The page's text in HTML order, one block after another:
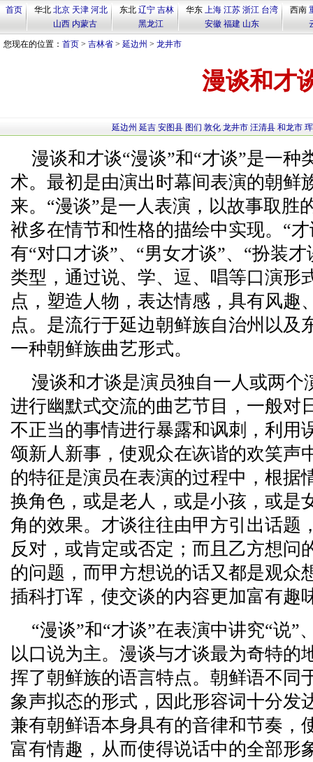
首页 华北 北京 天津 河北
山西 内蒙古
东北 辽宁 吉林
黑龙江
华东 上海 江苏 浙江 台湾
安徽 福建 山东
西南
您现在的位置： 首页 > 吉林省 > 延边州 > 龙井市
漫谈和才
延边州 延吉 安图县 图们 敦化 龙井市 汪清县 和龙市
漫谈和才谈“漫谈”和“才谈”是一种
术。最初是由演出时幕间表演的朝鲜
来。“漫谈”是一人表演，以故事取胜
袱多在情节和性格的描绘中实现。“
有“对口才谈”、“男女才谈”、“扮装
类型，通过说、学、逗、唱等口演形
点，塑造人物，表达情感，具有风趣
点。是流行于延边朝鲜族自治州以及
一种朝鲜族曲艺形式。
漫谈和才谈是演员独自一人或两个
进行幽默式交流的曲艺节目，一般对
不正当的事情进行暴露和讽刺，利用
颂新人新事，使观众在诙谐的欢笑声
的特征是演员在表演的过程中，根据
换角色，或是老人，或是小孩，或是
角的效果。才谈往往由甲方引出话题
反对，或肯定或否定；而且乙方想问
的问题，而甲方想说的话又都是观众
插科打诨，使交谈的内容更加富有趣
“漫谈”和“才谈”在表演中讲究“说”
以口说为主。漫谈与才谈最为奇特的
挥了朝鲜族的语言特点。朝鲜语不同
象声拟态的形式，因此形容词十分发
兼有朝鲜语本身具有的音律和节奏，
富有情趣，从而使得说话中的全部形